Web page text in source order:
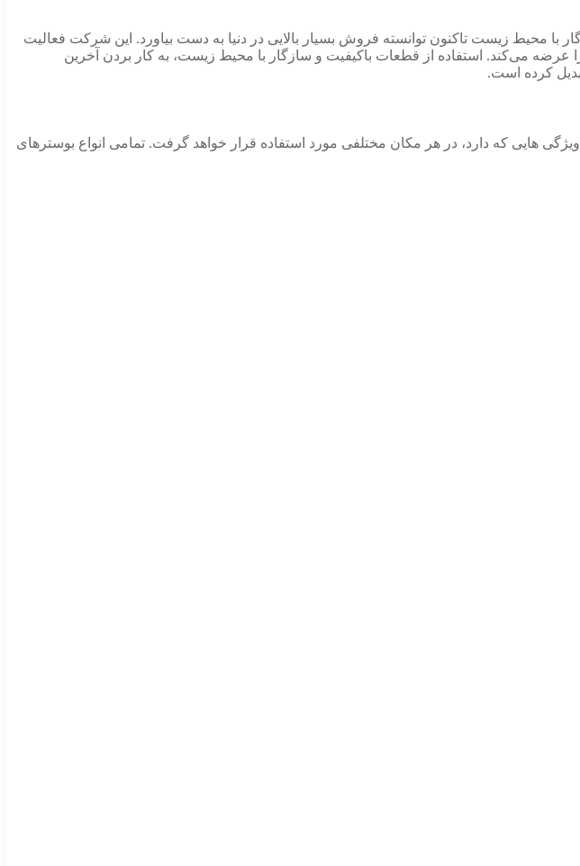
با محیط زیست تاکنون توانسته فروش بسیار بالایی در دنیا به دست بیاورد. این شرکت فعالیت
کارمند در 17 کشور مختلف نمونه محصولات خود را عرضه می‌کند. استفاده از قطعات باکیفیت و سازگار با محیط زیست، به کار بردن آخرین
کرده است.
ویژگی هایی که دارد، در هر مکان مختلفی مورد استفاده قرار خواهد گرفت. تمامی انواع بوسترهای